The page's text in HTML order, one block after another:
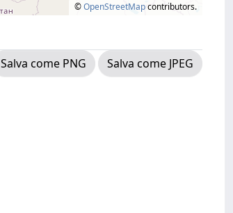
©OpenStreetMapcontributors.
Salva come PNG
Salva come JPEG